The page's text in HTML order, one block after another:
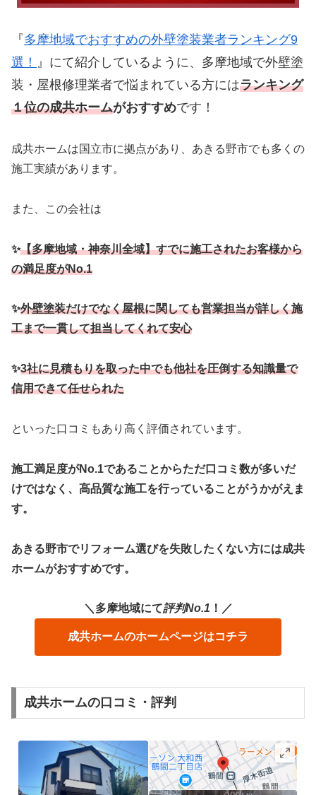
『多摩地域でおすすめの外壁塗装業者ランキング9
選！ 』にて紹介しているように、多摩地域で外壁塗
装・屋根修理業者で悩まれている方にはランキング
１位の成共ホームがおすすめです！
成共ホームは国立市に拠点があり、あきる野市でも多くの
施工実績があります。
また、この会社は
✨【多摩地域・神奈川全域】すでに施工されたお客様から
の満足度がNo.1
✨外壁塗装だけでなく屋根に関しても営業担当が詳しく施
工まで一貫して担当してくれて安心
✨3社に見積もりを取った中でも他社を圧倒する知識量で
信用できて任せられた
といった口コミもあり高く評価されています。
施工満足度がNo.1であることからただ口コミ数が多いだ
けではなく、高品質な施工を行っていることがうかがえま
す。
あきる野市でリフォーム選びを失敗したくない方には成共
ホームがおすすめです。
＼多摩地域にて評判No.1 ！／
成共ホームのホームページはコチラ
成共ホームの口コミ・評判